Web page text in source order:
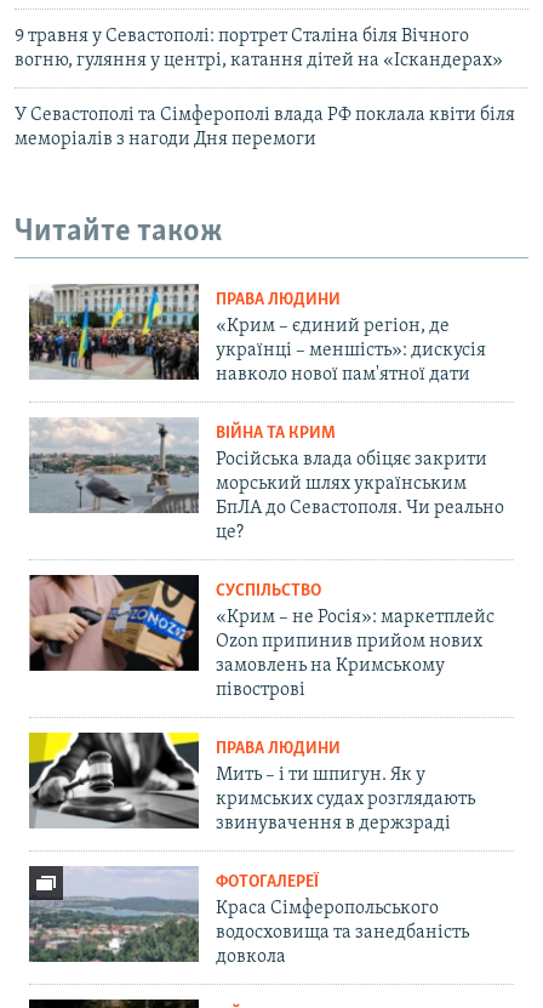
9 травня у Севастополі: портрет Сталіна біля Вічного
вогню, гуляння у центрі, катання дітей на «Іскандерах»
У Севастополі та Сімферополі влада РФ поклала квіти біля
меморіалів з нагоди Дня перемоги
Читайте також
ПРАВА ЛЮДИНИ
«Крим – єдиний регіон, де
українці – меншість»: дискусія
навколо нової пам'ятної дати
ВІЙНА ТА КРИМ
Російська влада обіцяє закрити
морський шлях українським
БпЛА до Севастополя. Чи реально
це?
СУСПІЛЬСТВО
«Крим – не Росія»: маркетплейс
Ozon припинив прийом нових
замовлень на Кримському
півострові
ПРАВА ЛЮДИНИ
Мить – і ти шпигун. Як у
кримських судах розглядають
звинувачення в держзраді
ФОТОГАЛЕРЕЇ
Краса Сімферопольського
водосховища та занедбаність
довкола